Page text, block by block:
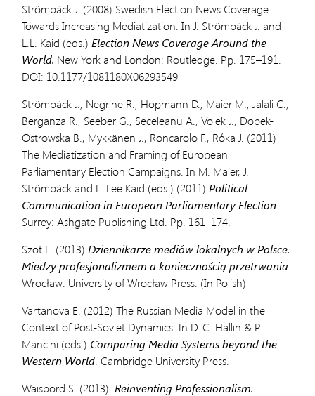
Strömbäck J. (2008) Swedish Election News Coverage:
Towards Increasing Mediatization. In J. Strömbäck J. and
L.L. Kaid (eds.) Election News Coverage Around the
World. New York and London: Routledge. Pp. 175–191.
DOI: 10.1177/1081180X06293549
Strömbäck J., Negrine R., Hopmann D., Maier M., Jalali C.,
Berganza R., Seeber G., Seceleanu A., Volek J., Dobek-
Ostrowska B., Mykkänen J., Roncarolo F., Róka J. (2011)
The Mediatization and Framing of European
Parliamentary Election Campaigns. In M. Maier, J.
Strömbäck and L. Lee Kaid (eds.) (2011) Political
Communication in European Parliamentary Election
Surrey: Ashgate Publishing Ltd. Pp. 161–174.
Szot L. (2013) Dziennikarze mediów lokalnych w Polsce.
Miedzy profesjonalizmem a koniecznością przetrwania
Wrocław: University of Wrocław Press. (In Polish)
Vartanova E. (2012) The Russian Media Model in the
Context of Post-Soviet Dynamics. In D. C. Hallin & P.
Mancini (eds.) Comparing Media Systems beyond the
Western World . Cambridge University Press.
Waisbord S. (2013). Reinventing Professionalism.